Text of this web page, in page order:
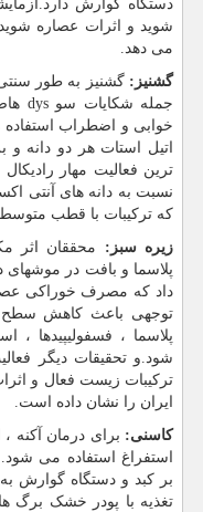
دستگاه گوارش
شوید و اثرات عصاره
می دهد.
گشنیز: گشنیز به طور
جمله شکایات سوdys
خوابی و اضطراب
اتیل استات هر دو دانه
ترین فعالیت مهار
نسبت به دانه های آنتی
که ترکیبات با قطب متوسط
زیره سبز: محققان اثر
پلاسما و بافت در موشهای
داد که مصرف خوراکی
توجهی باعث کاهش سطح
پلاسما ، فسفولیپیدها ،
شود.و تحقیقات دیگر
ترکیبات زیست فعال و
ایران را نشان داده است.
کاسنی: برای درمان آکنه
استفراغ استفاده می
بر کبد و دستگاه گوارش
تغذیه با پودر خشک برگ